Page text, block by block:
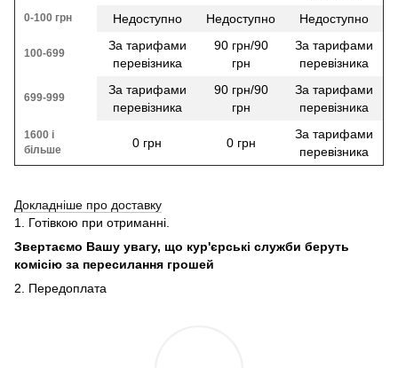
0-100 грн
Недоступно Недоступно Недоступно
100-699
За тарифами
перевізника
90 грн/90
грн
За тарифами
перевізника
699-999
За тарифами
перевізника
90 грн/90
грн
За тарифами
перевізника
1600 і
більше
0 грн 0 грн
За тарифами
перевізника
Докладніше про доставку
1. Готівкою при отриманні.
Звертаємо Вашу увагу, що кур'єрські служби беруть
комісію за пересилання грошей
2. Передоплата